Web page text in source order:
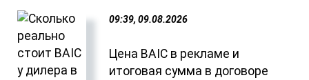
09:39, 09.08.2026
Цена BAIC в рекламе и
итоговая сумма в договоре